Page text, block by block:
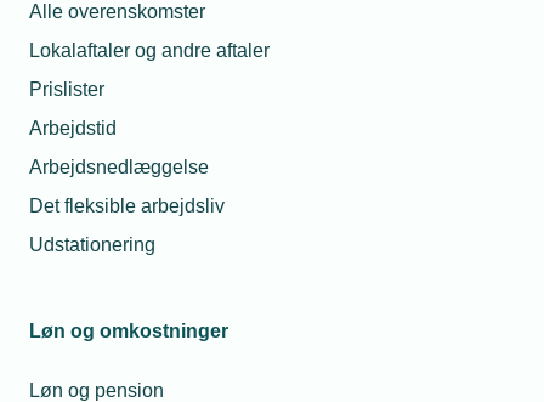
Alle overenskomster
Lokalaftaler og andre aftaler
Prislister
Arbejdstid
Arbejdsnedlæggelse
Det fleksible arbejdsliv
Udstationering
Løn og omkostninger
Løn og pension
Fleksibilitet i husholdninger og bygninger skal
styrke Danmarks forsyningssikkerhed
Digitalisering er vejen til lettere og billigere
Høringer